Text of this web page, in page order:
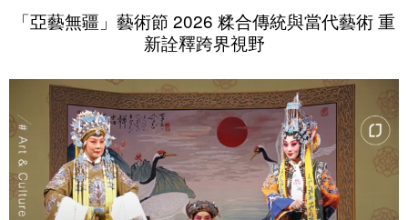
「亞藝無疆」藝術節 2026 糅合傳統與當代藝術 重
新詮釋跨界視野